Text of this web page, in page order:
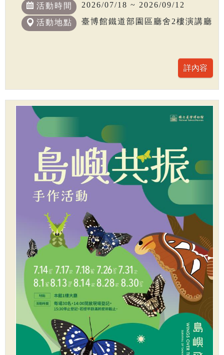
活動時間 2026/07/18 ~ 2026/09/12
活動地點 臺博館鐵道部園區廳舍2樓演講廳